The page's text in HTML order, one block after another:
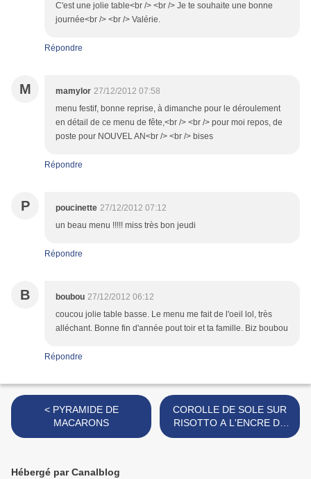
C'est une jolie table<br /> <br /> Je te souhaite une bonne
journée<br /> <br /> Valérie.
Répondre
M mamylor 27/12/2012 07:58
menu festif, bonne reprise, à dimanche pour le déroulement
en détail de ce menu de fête,<br /> <br /> pour moi repos, de
poste pour NOUVEL AN<br /> <br /> bises
Répondre
P poucinette 27/12/2012 07:12
un beau menu !!!!! miss très bon jeudi
Répondre
B boubou 27/12/2012 06:12
coucou jolie table basse. Le menu me fait de l'oeil lol, très
alléchant. Bonne fin d'année pout toir et ta famille. Biz boubou
Répondre
< PYRAMIDE DE
MACARONS
COROLLE DE SOLE SUR
RISOTTO A L'ENCRE DE
SEICHE >
Hébergé par Canalblog